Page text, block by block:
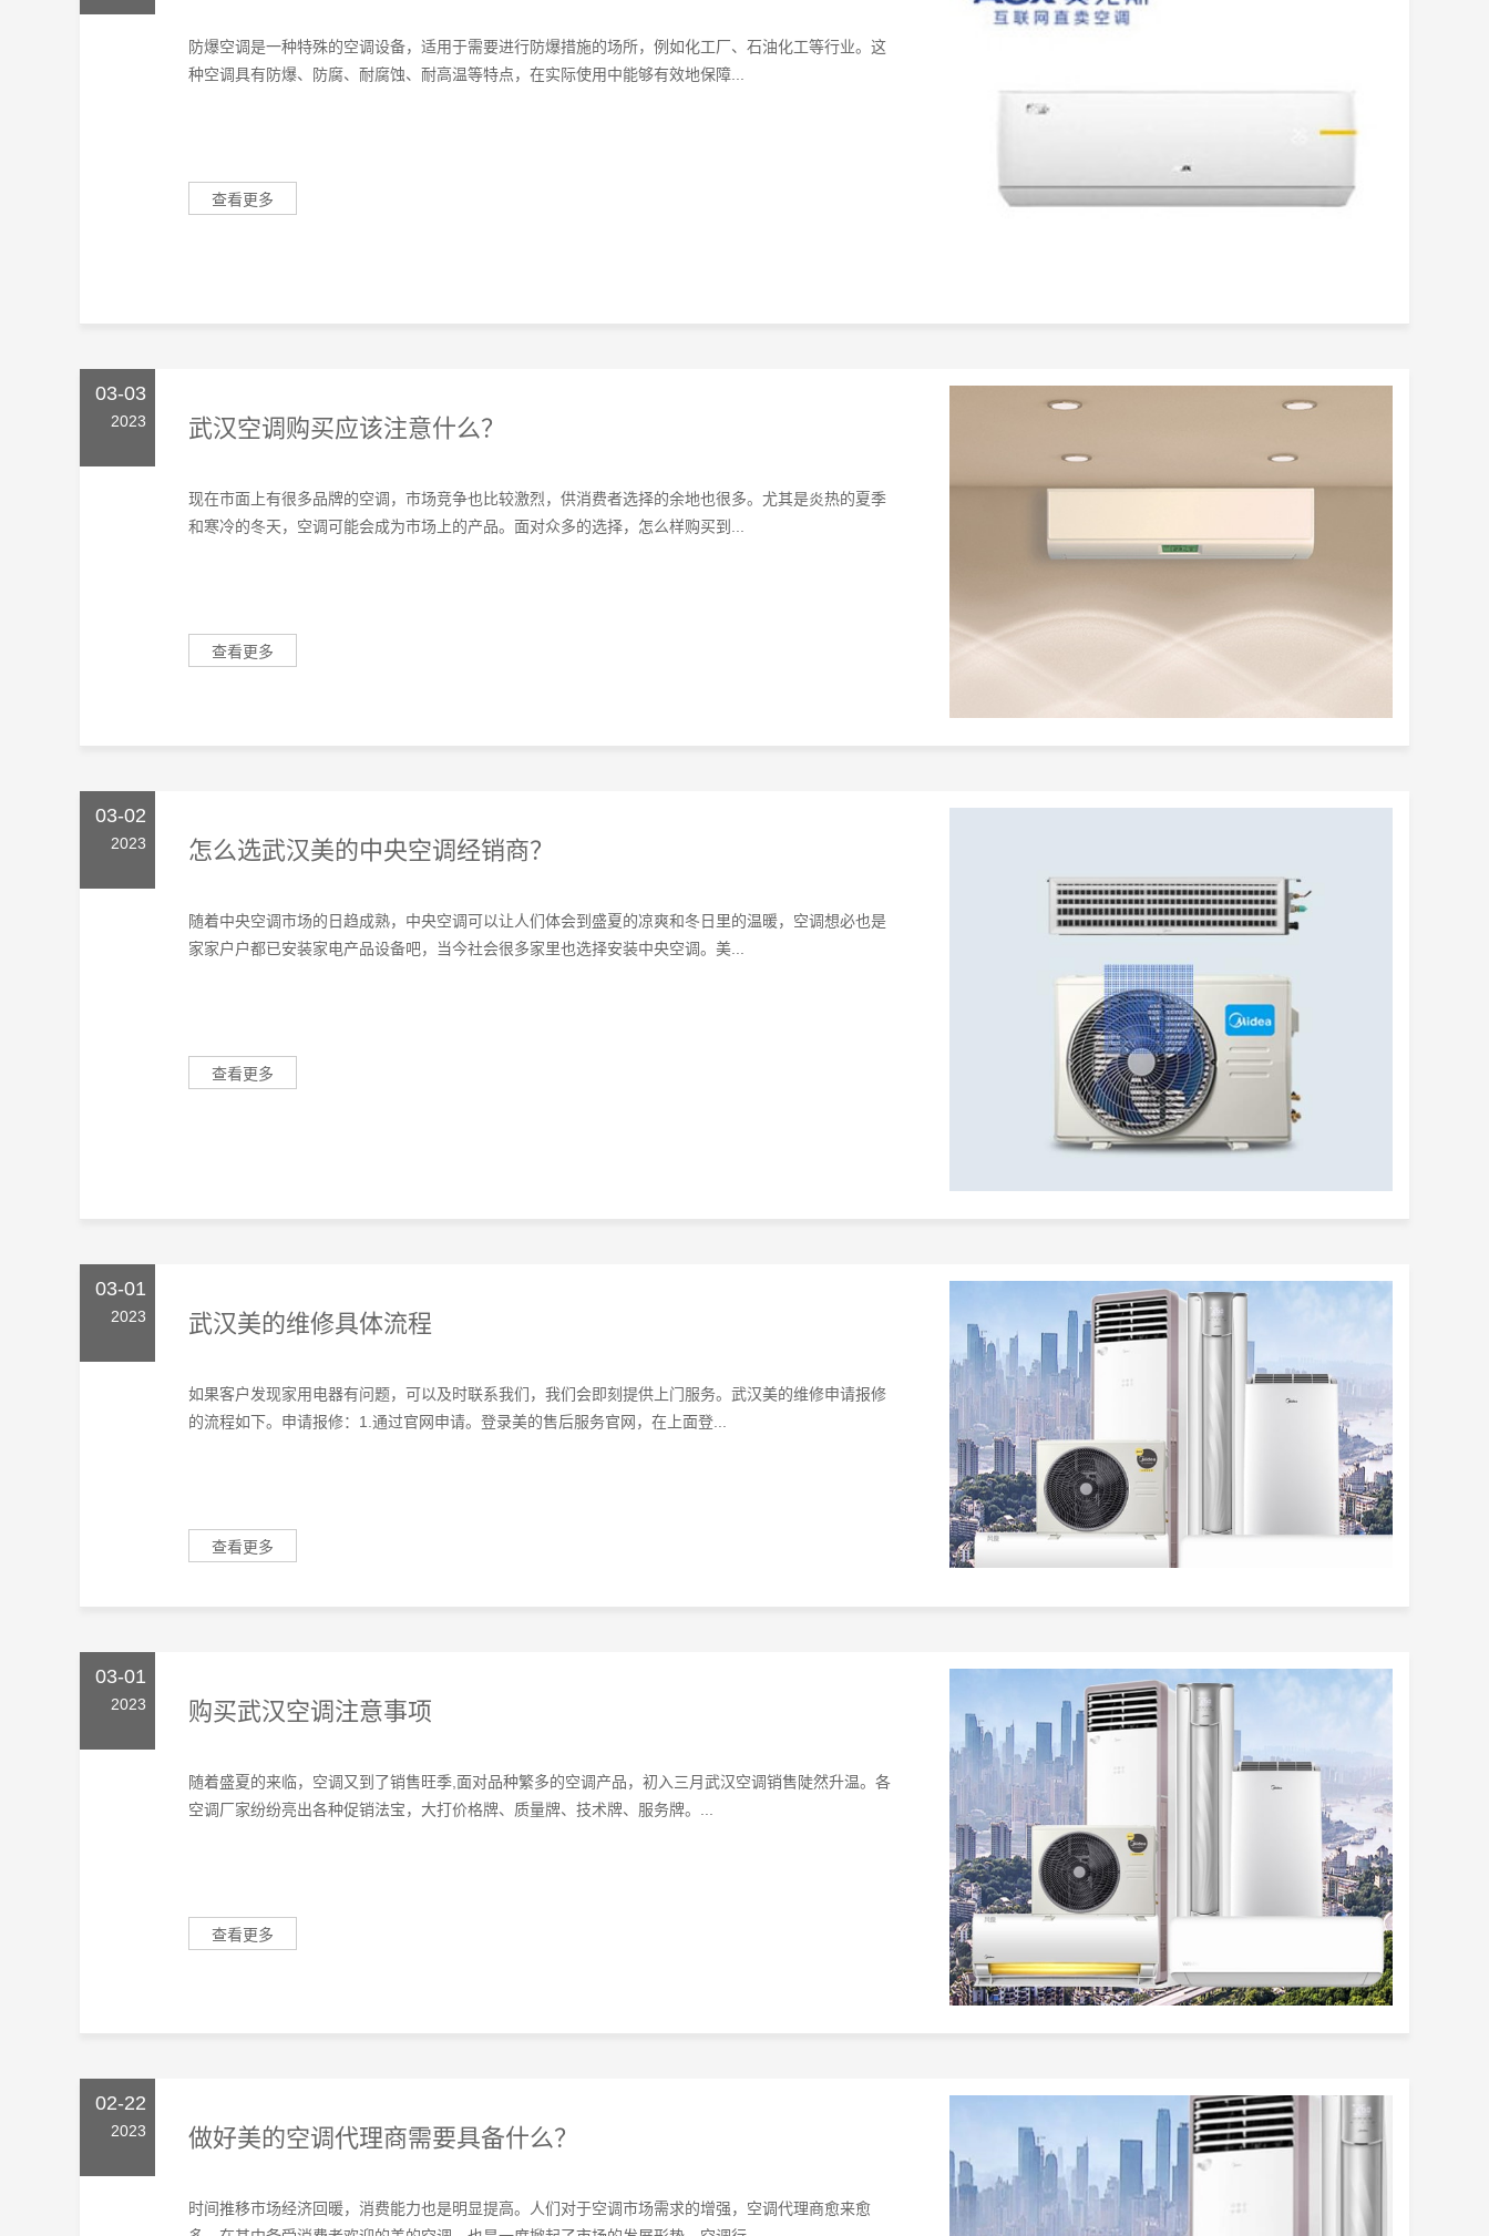
防爆空调是一种特殊的空调设备，适用于需要进行防爆措施的场所，例如化工厂、石油化工等行业。这
种空调具有防爆、防腐、耐腐蚀、耐高温等特点，在实际使用中能够有效地保障...
查看更多
03-03
2023 武汉空调购买应该注意什么？
现在市面上有很多品牌的空调，市场竞争也比较激烈，供消费者选择的余地也很多。尤其是炎热的夏季
和寒冷的冬天，空调可能会成为市场上的产品。面对众多的选择，怎么样购买到...
查看更多
03-02
2023 怎么选武汉美的中央空调经销商？
随着中央空调市场的日趋成熟，中央空调可以让人们体会到盛夏的凉爽和冬日里的温暖，空调想必也是
家家户户都已安装家电产品设备吧，当今社会很多家里也选择安装中央空调。美...
查看更多
03-01
2023 武汉美的维修具体流程
如果客户发现家用电器有问题，可以及时联系我们，我们会即刻提供上门服务。武汉美的维修申请报修
的流程如下。申请报修：1.通过官网申请。登录美的售后服务官网，在上面登...
查看更多
03-01
2023 购买武汉空调‍注意事项
随着盛夏的来临，空调又到了销售旺季,面对品种繁多的空调产品，初入三月武汉空调‍销售陡然升温。各
空调厂家纷纷亮出各种促销法宝，大打价格牌、质量牌、技术牌、服务牌。...
查看更多
02-22
2023 做好美的空调代理商需要具备什么？
时间推移市场经济回暖，消费能力也是明显提高。人们对于空调市场需求的增强，空调代理商愈来愈